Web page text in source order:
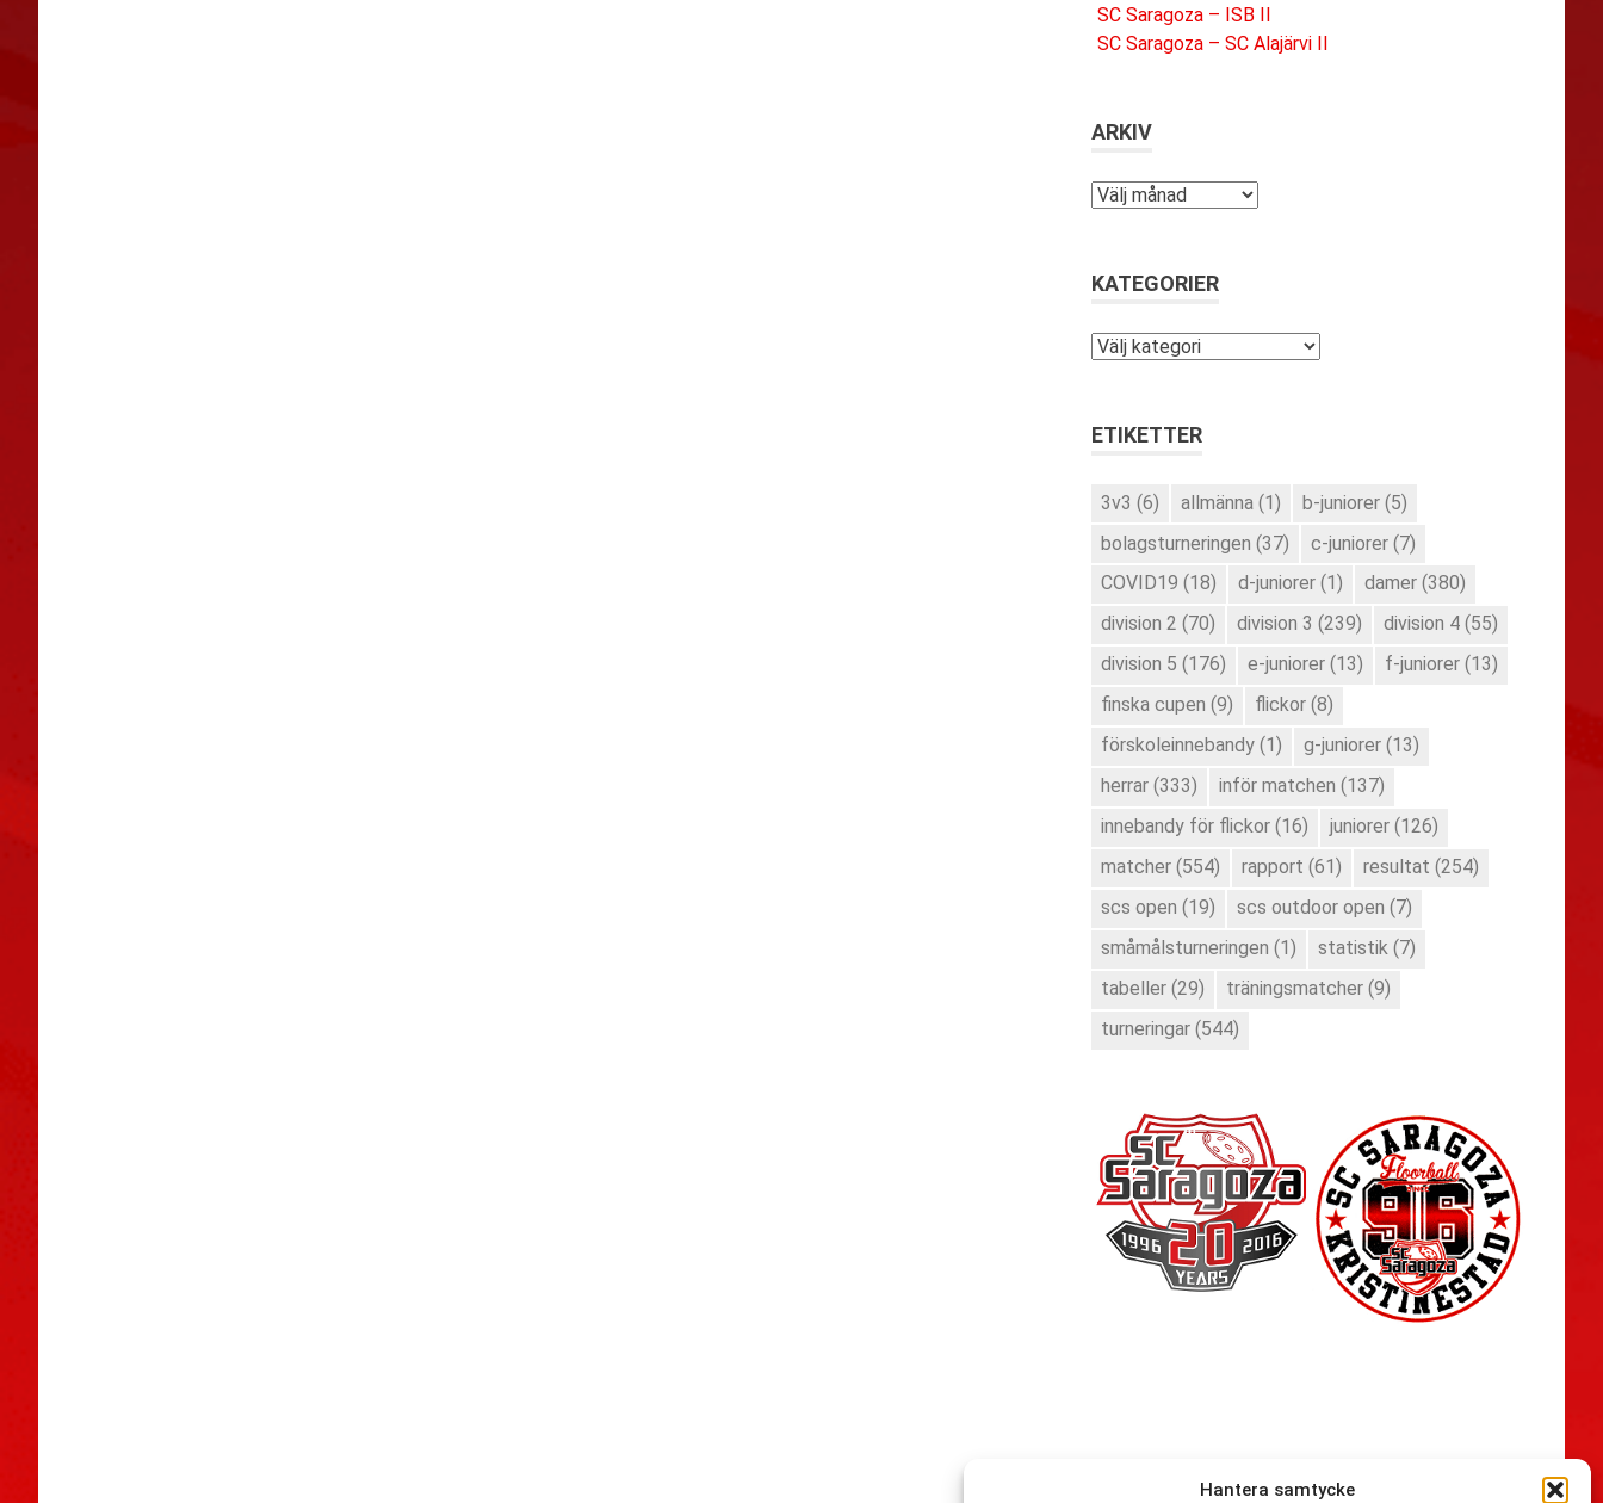
Hantera samtycke
SC Saragoza – ISB II
SC Saragoza – SC Alajärvi II
ARKIV
Arkiv
KATEGORIER
Kategorier
ETIKETTER
3v3 (6) allmänna (1) b-juniorer (5)
bolagsturneringen (37) c-juniorer (7)
COVID19 (18) d-juniorer (1) damer (380)
division 2 (70) division 3 (239) division 4 (55)
division 5 (176) e-juniorer (13) f-juniorer (13)
finska cupen (9) flickor (8)
förskoleinnebandy (1) g-juniorer (13)
herrar (333) inför matchen (137)
innebandy för flickor (16) juniorer (126)
matcher (554) rapport (61) resultat (254)
scs open (19) scs outdoor open (7)
småmålsturneringen (1) statistik (7)
tabeller (29) träningsmatcher (9)
turneringar (544)